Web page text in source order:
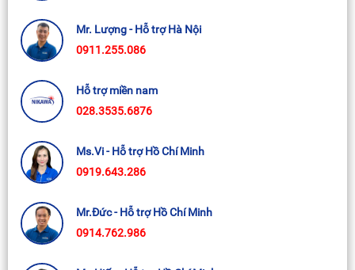
Mr. Lượng - Hỗ trợ Hà Nội
0911.255.086
Hỗ trợ miền nam
028.3535.6876
Ms.Vi - Hỗ trợ Hồ Chí Minh
0919.643.286
Mr.Đức - Hỗ trợ Hồ Chí Minh
0914.762.986